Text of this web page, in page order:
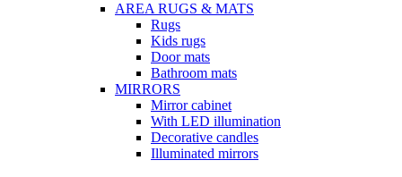
AREA RUGS & MATS
Rugs
Kids rugs
Door mats
Bathroom mats
MIRRORS
Mirror cabinet
With LED illumination
Decorative candles
Illuminated mirrors